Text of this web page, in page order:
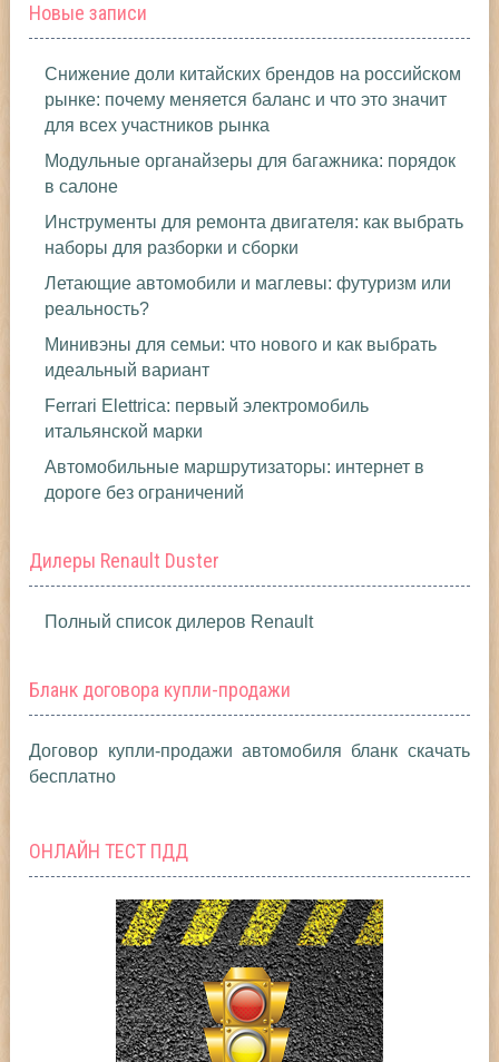
Новые записи
Снижение доли китайских брендов на российском
рынке: почему меняется баланс и что это значит
для всех участников рынка
Модульные органайзеры для багажника: порядок
в салоне
Инструменты для ремонта двигателя: как выбрать
наборы для разборки и сборки
Летающие автомобили и маглевы: футуризм или
реальность?
Минивэны для семьи: что нового и как выбрать
идеальный вариант
Ferrari Elettrica: первый электромобиль
итальянской марки
Автомобильные маршрутизаторы: интернет в
дороге без ограничений
Дилеры Renault Duster
Полный список дилеров Renault
Бланк договора купли-продажи
Договор купли-продажи автомобиля бланк скачать
бесплатно
ОНЛАЙН ТЕСТ ПДД